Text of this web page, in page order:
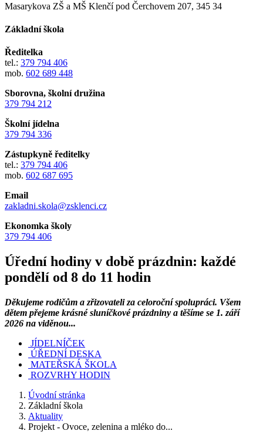
Masarykova ZŠ a MŠ Klenčí pod Čerchovem 207, 345 34
Základní škola
Ředitelka
tel.: 379 794 406
mob. 602 689 448
Sborovna, školní družina
379 794 212
Školní jídelna
379 794 336
Zástupkyně ředitelky
tel.: 379 794 406
mob. 602 687 695
Email
zakladni.skola@zsklenci.cz
Ekonomka školy
379 794 406
Úřední hodiny v době prázdnin: každé
pondělí od 8 do 11 hodin
Děkujeme rodičům a zřizovateli za celoroční spolupráci. Všem
dětem přejeme krásné sluníčkové prázdniny a těšíme se 1. září
2026 na viděnou...
JÍDELNÍČEK
ÚŘEDNÍ DESKA
MATEŘSKÁ ŠKOLA
ROZVRHY HODIN
Úvodní stránka
Základní škola
Aktuality
Projekt - Ovoce, zelenina a mléko do...